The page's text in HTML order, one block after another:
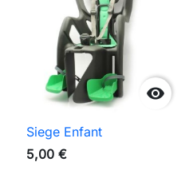

Siege Enfant
5,00 €